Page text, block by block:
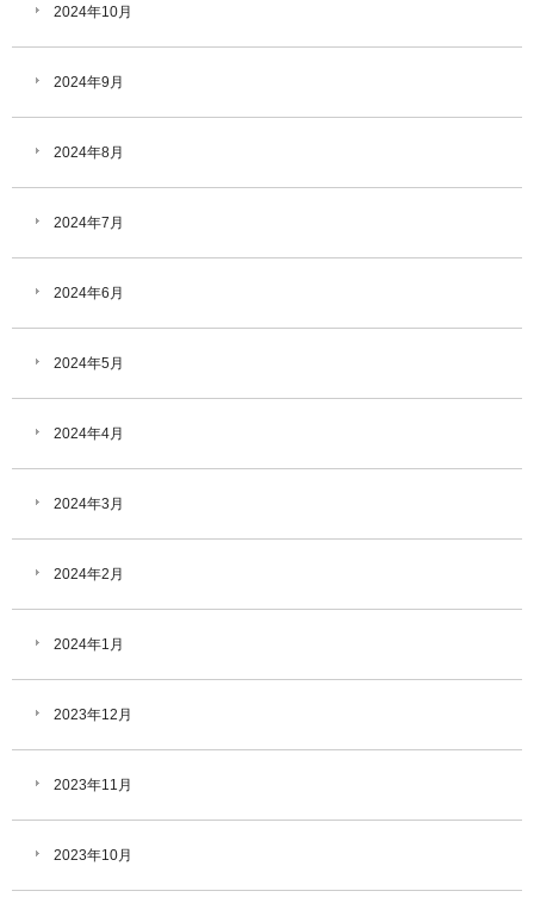
2024年10月
2024年9月
2024年8月
2024年7月
2024年6月
2024年5月
2024年4月
2024年3月
2024年2月
2024年1月
2023年12月
2023年11月
2023年10月